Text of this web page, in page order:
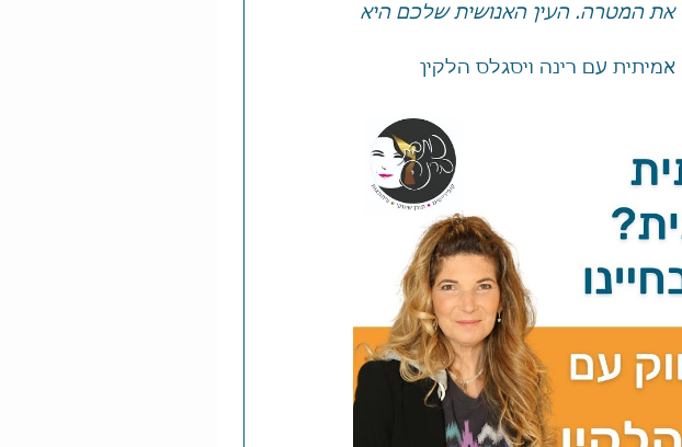
את המטרה. העין האנושית שלכם היא